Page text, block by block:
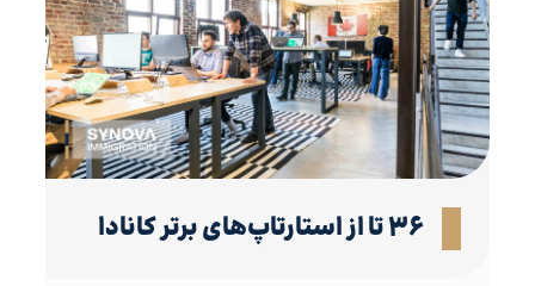
۳۶ تا از استارتاپ‌های برتر کانادا